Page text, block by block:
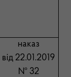
наказ
від 22.01.2019
№ 32